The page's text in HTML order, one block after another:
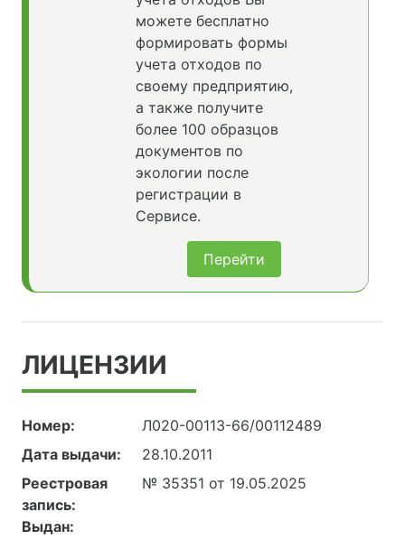
можете бесплатно
формировать формы
учета отходов по
своему предприятию,
а также получите
более 100 образцов
документов по
экологии после
регистрации в
Сервисе.
Перейти
ЛИЦЕНЗИИ
Номер:
Л020-00113-66/00112489
Дата выдачи:
28.10.2011
Реестровая
запись:
№ 35351 от 19.05.2025
Выдан: